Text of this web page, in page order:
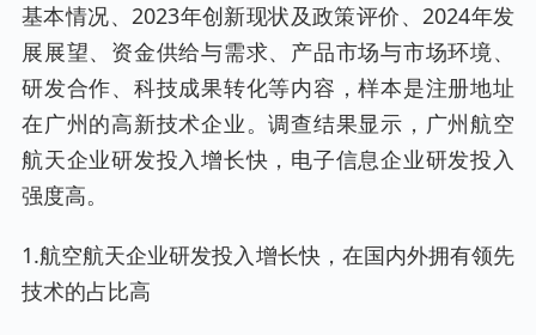
基本情况、2023年创新现状及政策评价、2024年发
展展望、资金供给与需求、产品市场与市场环境、
研发合作、科技成果转化等内容，样本是注册地址
在广州的高新技术企业。调查结果显示，广州航空
航天企业研发投入增长快，电子信息企业研发投入
强度高。
1.航空航天企业研发投入增长快，在国内外拥有领先
技术的占比高